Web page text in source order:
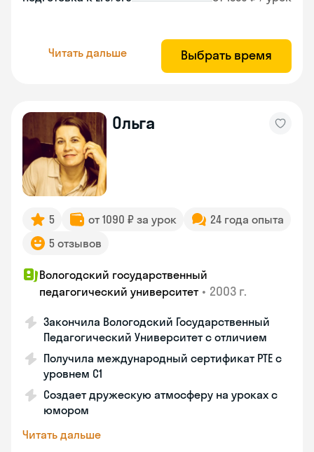
Читать дальше Выбрать время
Ольга
5 от 1090 ₽ за урок
24 года опыта
5 отзывов
Вологодский государственный
педагогический университет • 2003 г.
Закончила Вологодский Государственный
Педагогический Университет с отличием
Получила международный сертификат PTE с
уровнем C1
Создает дружескую атмосферу на уроках с
юмором
Читать дальше